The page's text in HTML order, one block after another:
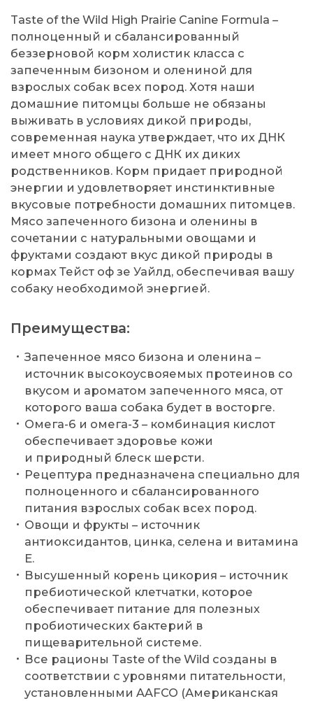
Taste of the Wild High Prairie Canine Formula –
полноценный и сбалансированный
беззерновой корм холистик класса с
запеченным бизоном и олениной для
взрослых собак всех пород. Хотя наши
домашние питомцы больше не обязаны
выживать в условиях дикой природы,
современная наука утверждает, что их ДНК
имеет много общего с ДНК их диких
родственников. Корм придает природной
энергии и удовлетворяет инстинктивные
вкусовые потребности домашних питомцев.
Мясо запеченного бизона и оленины в
сочетании с натуральными овощами и
фруктами создают вкус дикой природы в
кормах Тейст оф зе Уайлд, обеспечивая вашу
собаку необходимой энергией.
Преимущества:
Запеченное мясо бизона и оленина –
источник высокоусвояемых протеинов со
вкусом и ароматом запеченного мяса, от
которого ваша собака будет в восторге.
Омега-6 и омега-3 – комбинация кислот
обеспечивает здоровье кожи
и природный блеск шерсти.
Рецептура предназначена специально для
полноценного и сбалансированного
питания взрослых собак всех пород.
Овощи и фрукты – источник
антиоксидантов, цинка, селена и витамина
E.
Высушенный корень цикория – источник
пребиотической клетчатки, которое
обеспечивает питание для полезных
пробиотических бактерий в
пищеварительной системе.
Все рационы Taste of the Wild созданы в
соответствии с уровнями питательности,
установленными AAFCO (Американская